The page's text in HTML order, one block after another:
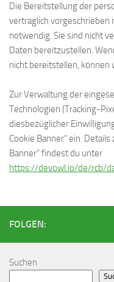
Die Bereitstellung der
vertraglich vorgeschrieben
notwendig. Sie sind nicht
Daten bereitzustellen.
nicht bereitstellen, können
Zur Verwaltung der
Technologien (Tracking-
diesbezüglicher
Cookie Banner“ ein.
Banner“ findest du unter
https://devowl.io/de/rcb/
FOLGEN:
Suchen